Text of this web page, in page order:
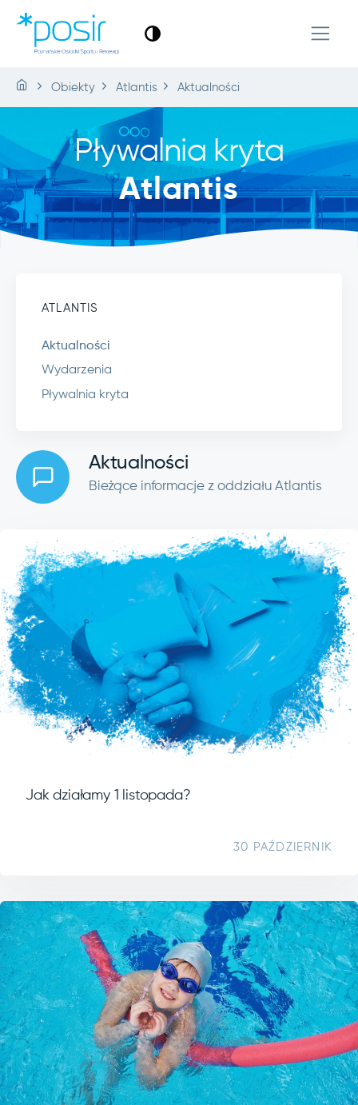
Obiekty Atlantis Aktualności
Pływalnia kryta
Atlantis
ATLANTIS
Aktualności
Wydarzenia
Pływalnia kryta
Aktualności
Bieżące informacje z oddziału Atlantis
Jak działamy 1 listopada?
30 PAŹDZIERNIK